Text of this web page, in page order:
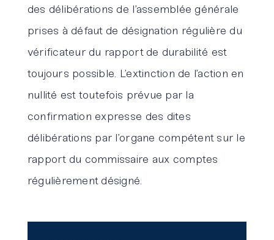
des délibérations de l’assemblée générale
prises à défaut de désignation régulière du
vérificateur du rapport de durabilité est
toujours possible. L’extinction de l’action en
nullité est toutefois prévue par la
confirmation expresse des dites
délibérations par l’organe compétent sur le
rapport du commissaire aux comptes
régulièrement désigné.